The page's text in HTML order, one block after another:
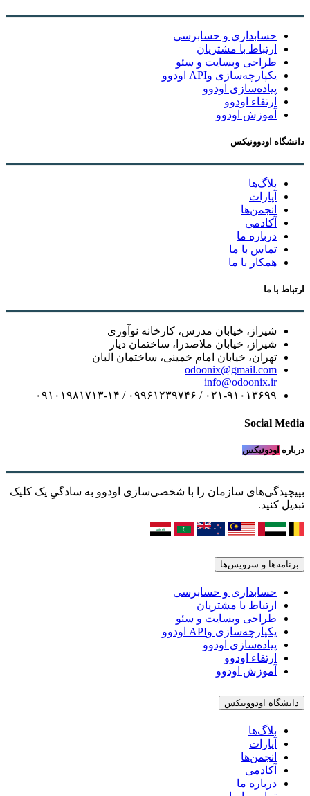
حسابداری و حسابرسی
ارتباط با مشتریان
طراحی وبسایت و سئو
یکپارچه‌سازی وAPI اودوو
پیاده‌سازی اودوو
ارتقاء اودوو
آموزش اودوو
دانشگاه اودوونیکس
بلاگ‌ها
آپارات
انجمن‌ها
آکادمی
درباره ما
تماس با ما
همکار با ما
ارتباط با ما
شیراز، خیابان مدرس، کارخانه نوآوری
شیراز، خیابان ملاصدرا، ساختمان دیار
تهران، خیابان امام خمینی، ساختمان البان
odoonix@gmail.com
info@odoonix.ir
۰۲۱-۹۱۰۱۳۶۹۹ / ۰۹۹۶۱۲۳۹۷۴۶ / ۰۹۱۰۱۹۸۱۷۱۳-۱۴
Social Media
درباره اودونیکس
بپیچیدگی‌های سازمان را با شخصی‌سازی اودوو به سادگیِ یک کلیک
تبدیل کنید.
برنامه‌ها و سرویس‌ها
حسابداری و حسابرسی
ارتباط با مشتریان
طراحی وبسایت و سئو
یکپارچه‌سازی وAPI اودوو
پیاده‌سازی اودوو
ارتقاء اودوو
آموزش اودوو
دانشگاه اودوونیکس
بلاگ‌ها
آپارات
انجمن‌ها
آکادمی
درباره ما